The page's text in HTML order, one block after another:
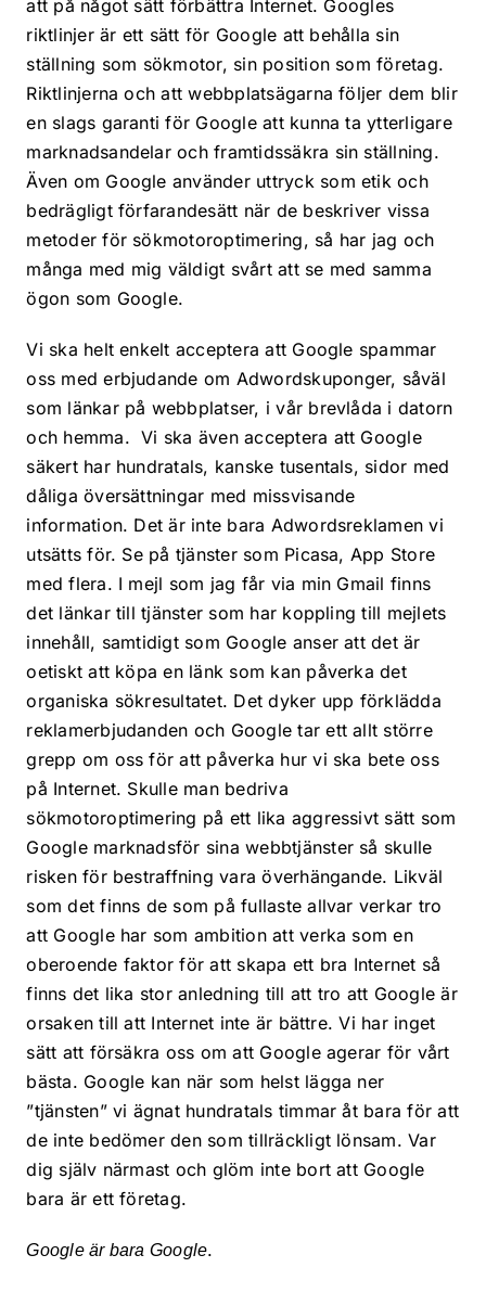
att på något sätt förbättra Internet. Googles
riktlinjer är ett sätt för Google att behålla sin
ställning som sökmotor, sin position som företag.
Riktlinjerna och att webbplatsägarna följer dem blir
en slags garanti för Google att kunna ta ytterligare
marknadsandelar och framtidssäkra sin ställning.
Även om Google använder uttryck som etik och
bedrägligt förfarandesätt när de beskriver vissa
metoder för sökmotoroptimering, så har jag och
många med mig väldigt svårt att se med samma
ögon som Google.
Vi ska helt enkelt acceptera att Google spammar
oss med erbjudande om Adwordskuponger, såväl
som länkar på webbplatser, i vår brevlåda i datorn
och hemma. Vi ska även acceptera att Google
säkert har hundratals, kanske tusentals, sidor med
dåliga översättningar med missvisande
information. Det är inte bara Adwordsreklamen vi
utsätts för. Se på tjänster som Picasa, App Store
med flera. I mejl som jag får via min Gmail finns
det länkar till tjänster som har koppling till mejlets
innehåll, samtidigt som Google anser att det är
oetiskt att köpa en länk som kan påverka det
organiska sökresultatet. Det dyker upp förklädda
reklamerbjudanden och Google tar ett allt större
grepp om oss för att påverka hur vi ska bete oss
på Internet. Skulle man bedriva
sökmotoroptimering på ett lika aggressivt sätt som
Google marknadsför sina webbtjänster så skulle
risken för bestraffning vara överhängande. Likväl
som det finns de som på fullaste allvar verkar tro
att Google har som ambition att verka som en
oberoende faktor för att skapa ett bra Internet så
finns det lika stor anledning till att tro att Google är
orsaken till att Internet inte är bättre. Vi har inget
sätt att försäkra oss om att Google agerar för vårt
bästa. Google kan när som helst lägga ner
”tjänsten” vi ägnat hundratals timmar åt bara för att
de inte bedömer den som tillräckligt lönsam. Var
dig själv närmast och glöm inte bort att Google
bara är ett företag.
Google är bara Google.